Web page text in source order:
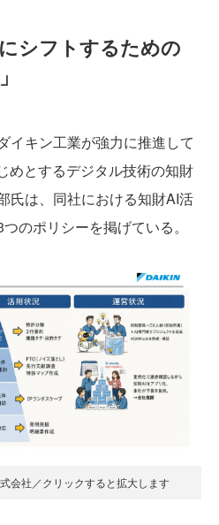
シフトするための
イキン工業が強力に推進して
めとするデジタル技術の知財
氏は、同社における知財AI活
のポリシーを掲げている。
会社／クリックすると拡大します